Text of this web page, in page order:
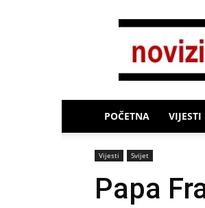
POČETNA VIJESTI
Vijesti Svijet
Papa